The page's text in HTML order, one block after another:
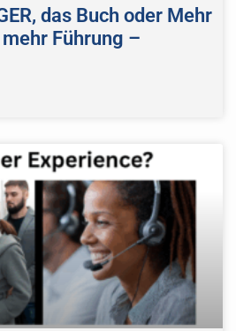
das Buch oder Mehr
Führung –